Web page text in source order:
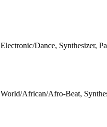
Electronic/Dance, Synthesizer,
World/African/Afro-Beat,